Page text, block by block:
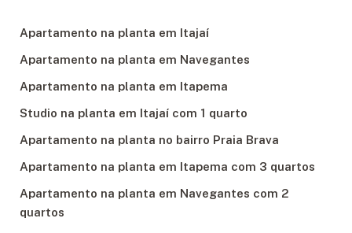
Apartamento na planta em Itajaí
Apartamento na planta em Navegantes
Apartamento na planta em Itapema
Studio na planta em Itajaí com 1 quarto
Apartamento na planta no bairro Praia Brava
Apartamento na planta em Itapema com 3 quartos
Apartamento na planta em Navegantes com 2
quartos